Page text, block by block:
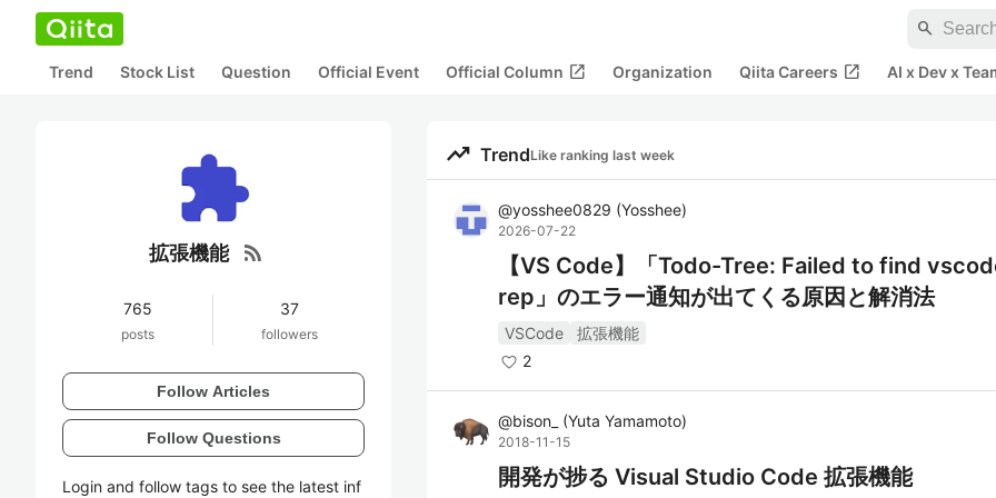
search
Trend Stock List Question Official Event Official Column open_in_new Organization Qiita Careers open_in_new AI x Dev x
拡張機能 rss_feed
765
posts
37
followers
Follow Articles
Follow Questions
Login and follow tags to see the latest inf
trending_up TrendLike ranking last week
@yosshee0829 (Yosshee)
2026-07-22
【VS Code】「Todo-Tree: Failed to find
rep」のエラー通知が出てくる原因と解消法
VSCode
拡張機能
2
@bison_ (Yuta Yamamoto)
2018-11-15
開発が捗る Visual Studio Code 拡張機能